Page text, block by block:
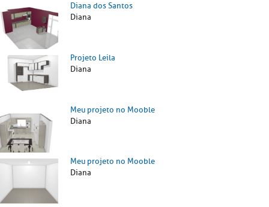
Diana dos Santos
Diana
Projeto Leila
Diana
Meu projeto no Mooble
Diana
Meu projeto no Mooble
Diana